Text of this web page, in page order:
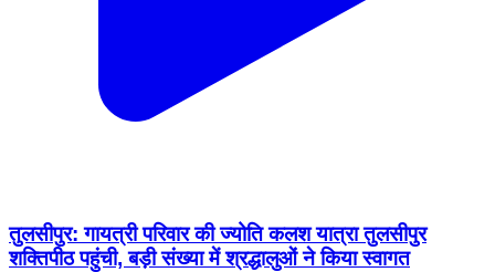
तुलसीपुर: गायत्री परिवार की ज्योति कलश यात्रा तुलसीपुर
शक्तिपीठ पहुंची, बड़ी संख्या में श्रद्धालुओं ने किया स्वागत